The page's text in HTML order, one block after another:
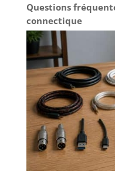
Questions
connectique